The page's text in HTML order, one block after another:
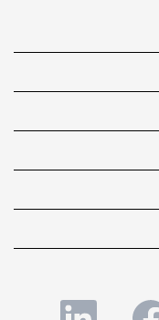
在 在